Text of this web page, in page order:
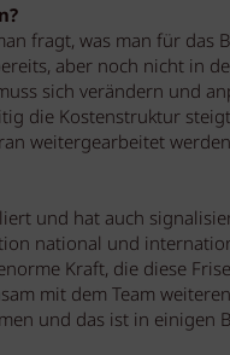
fragt, was man für
aber noch nicht in
sich verändern und
die Kostenstruktur
weitergearbeitet
und hat auch
national und
Kraft, die diese
mit dem Team
und das ist in einigen